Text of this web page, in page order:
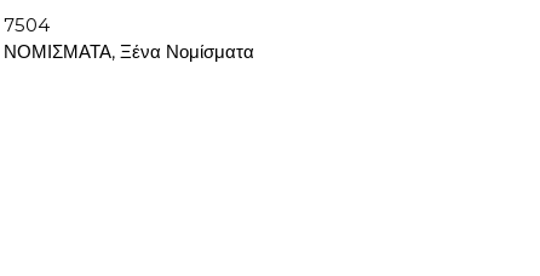
7504
ΝΟΜΙΣΜΑΤΑ, Ξένα Νομίσματα